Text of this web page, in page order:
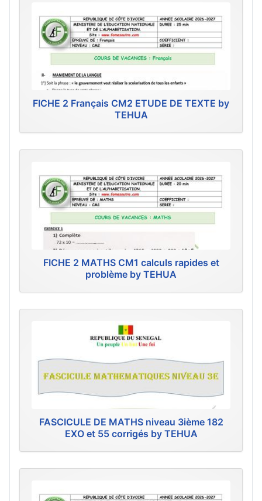
FICHE 2 Français CM2 ETUDE DE TEXTE by
TEHUA
FICHE 2 MATHS CM1 calculs rapides et
problème by TEHUA
FASCICULE DE MATHS niveau 3ième 182
EXO et 55 corrigés by TEHUA